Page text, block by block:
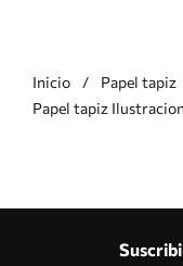
Inicio Papel tapiz
Papel tapiz